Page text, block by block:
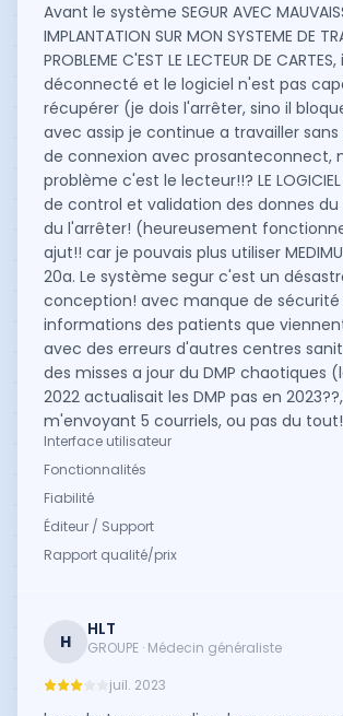
Avant le système SEGUR AVEC
IMPLANTATION SUR MON SYSTEME DE
PROBLEME C'EST LE LECTEUR DE
déconnecté et le logiciel n'est pas
récupérer (je dois l'arrêter, sino il
avec assip je continue a travailler
de connexion avec prosanteconnect,
problème c'est le lecteur!!? LE LOGICIEL
de control et validation des donnes
du l'arrêter! (heureusement
ajut!! car je pouvais plus utiliser
20a. Le système segur c'est un
conception! avec manque de sécurité
informations des patients que
avec des erreurs d'autres centres
des misses a jour du DMP chaotiques
2022 actualisait les DMP pas en
m'envoyant 5 courriels, ou pas du tout!
Interface utilisateur
Fonctionnalités
Fiabilité
Éditeur / Support
Rapport qualité/prix
H
HLT
GROUPE · Médecin généraliste
juil. 2023